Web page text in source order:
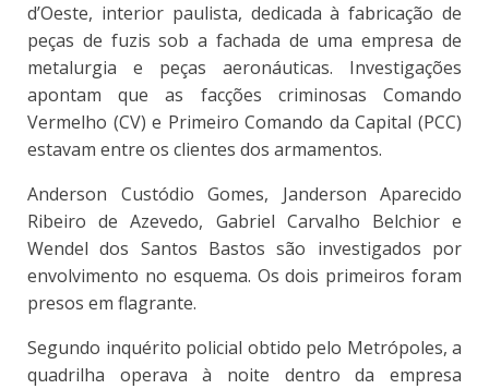
d’Oeste, interior paulista, dedicada à fabricação de
peças de fuzis sob a fachada de uma empresa de
metalurgia e peças aeronáuticas. Investigações
apontam que as facções criminosas Comando
Vermelho (CV) e Primeiro Comando da Capital (PCC)
estavam entre os clientes dos armamentos.
Anderson Custódio Gomes, Janderson Aparecido
Ribeiro de Azevedo, Gabriel Carvalho Belchior e
Wendel dos Santos Bastos são investigados por
envolvimento no esquema. Os dois primeiros foram
presos em flagrante.
Segundo inquérito policial obtido pelo Metrópoles, a
quadrilha operava à noite dentro da empresa